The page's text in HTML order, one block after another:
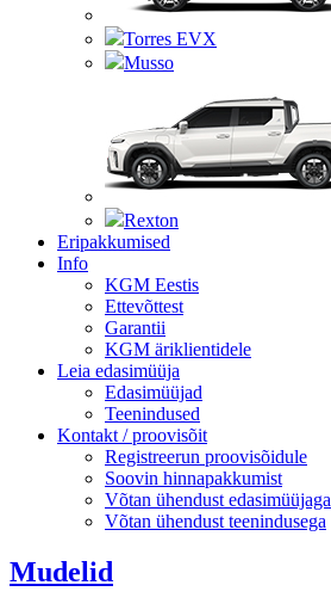
Torres EVX
Musso
Rexton
Eripakkumised
Info
KGM Eestis
Ettevõttest
Garantii
KGM äriklientidele
Leia edasimüüja
Edasimüüjad
Teenindused
Kontakt / proovisõit
Registreerun proovisõidule
Soovin hinnapakkumist
Võtan ühendust edasimüüjaga
Võtan ühendust teenindusega
Mudelid